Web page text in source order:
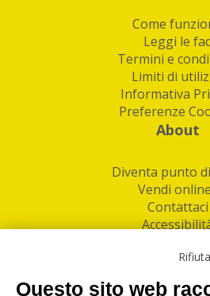
Come
Leggi le
Termini e
Limiti di
Informativa
Preferenze
About
Diventa punto
Vendi
Contattaci
Facebook
Questo sito web